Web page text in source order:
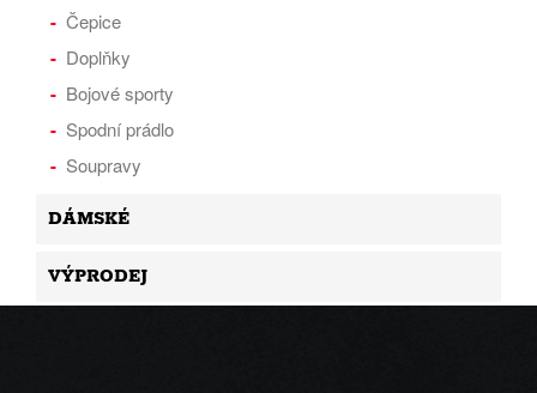
Čepice
Doplňky
Bojové sporty
Spodní prádlo
Soupravy
DÁMSKÉ
VÝPRODEJ